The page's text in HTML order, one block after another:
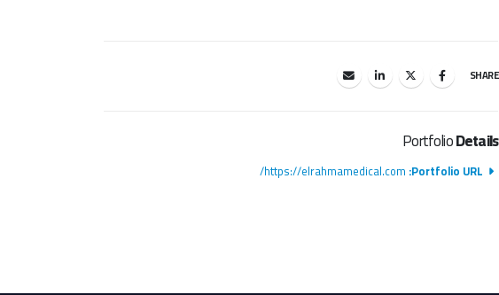
SHARE
PortfolioDetails
Portfolio URL:
https://elrahmamedical.com/